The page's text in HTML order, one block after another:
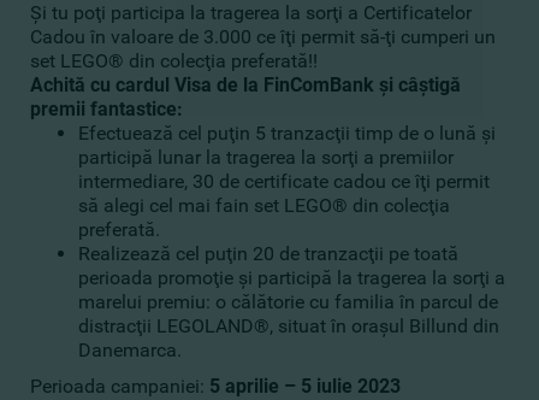
Şi tu poţi participa la tragerea la sorţi a Certificatelor
Cadou în valoare de 3.000 ce îţi permit să-ţi cumperi un
set LEGO® din colecţia preferată!!
Achită cu cardul Visa de la FinComBank şi câştigă
premii fantastice:
Efectuează cel puţin 5 tranzacţii timp de o lună şi
participă lunar la tragerea la sorţi a premiilor
intermediare, 30 de certificate cadou ce îţi permit
să alegi cel mai fain set LEGO® din colecţia
preferată.
Realizează cel puţin 20 de tranzacţii pe toată
perioada promoţie şi participă la tragerea la sorţi a
marelui premiu: o călătorie cu familia în parcul de
distracţii LEGOLAND®, situat în oraşul Billund din
Danemarca.
Perioada campaniei: 5 aprilie – 5 iulie 2023